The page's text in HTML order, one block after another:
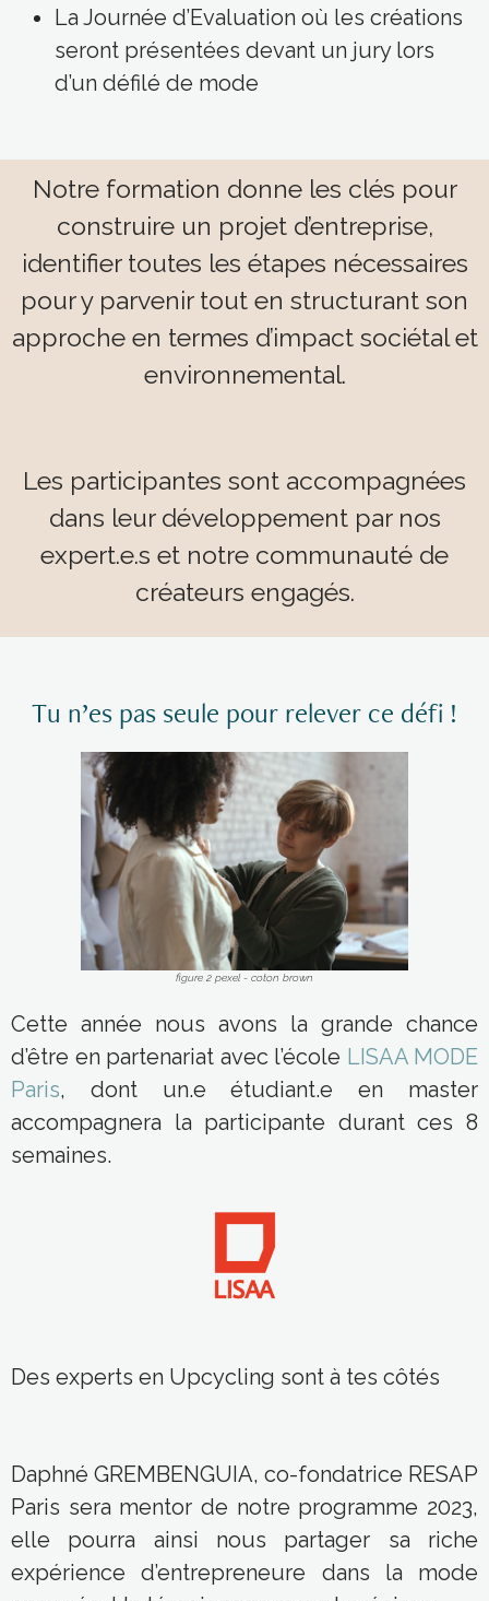
seront présentées devant un jury lors
d’un défilé de mode
Notre formation donne les clés pour
construire un projet d’entreprise,
identifier toutes les étapes nécessaires
pour y parvenir tout en structurant son
approche en termes d’impact sociétal et
environnemental.
​Les participantes sont accompagnées
dans leur développement par nos
expert.e.s et notre communauté de
créateurs engagés.
Tu n’es pas seule pour relever ce défi !
figure 2 pexel - coton brown
Cette année nous avons la grande chance
d’être en partenariat avec l’école LISAA MODE
Paris
, dont un.e étudiant.e en master
accompagnera la participante durant ces 8
semaines.
Des experts en Upcycling sont à tes côtés
Daphné GREMBENGUIA
, co-fondatrice RESAP
Paris sera mentor de notre programme 2023,
elle pourra ainsi nous partager sa riche
expérience d’entrepreneure dans la mode
engagée. Un témoignage rare et précieux.